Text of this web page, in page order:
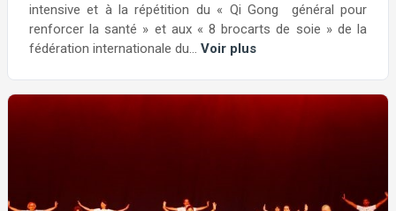
intensive et à la répétition du « Qi Gong général pour
renforcer la santé » et aux « 8 brocarts de soie » de la
fédération internationale du... Voir plus